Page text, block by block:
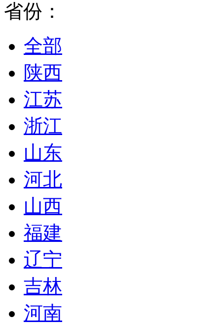
省份：
全部
陕西
江苏
浙江
山东
河北
山西
福建
辽宁
吉林
河南